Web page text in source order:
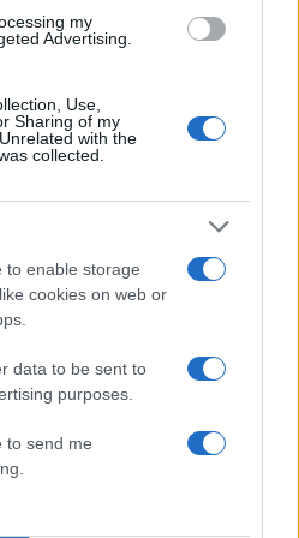
my
Advertising.
Use,
Sharing of my
with the
collected.
to enable storage
cookies on web or
data to be sent to
purposes.
to send me
ο κύριος και
του. Σε άλλη
διαθήκης μπορεί να
του (νοσηλεύτρια,
να συντάξει
την οποία θα ορίζεται
ή όλα τα
με τη δέσμευση να τον
υπάρχει και η
σύμβασης
δηλώνει ρητά ότι
δε θα